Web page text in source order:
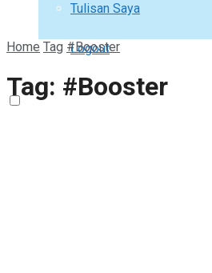
Tulisan Saya
Logout
Home Tag #Booster
Tag: #Booster